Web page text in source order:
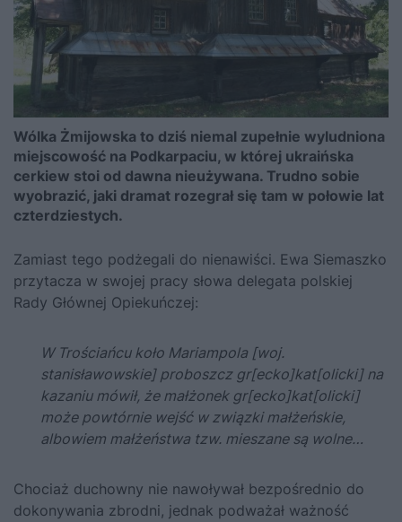
Wólka Żmijowska to dziś niemal zupełnie wyludniona
miejscowość na Podkarpaciu, w której ukraińska
cerkiew stoi od dawna nieużywana. Trudno sobie
wyobrazić, jaki dramat rozegrał się tam w połowie lat
czterdziestych.
Zamiast tego podżegali do nienawiści. Ewa Siemaszko
przytacza w swojej pracy słowa delegata polskiej
Rady Głównej Opiekuńczej:
W Trościańcu koło Mariampola [woj.
stanisławowskie] proboszcz gr[ecko]kat[olicki] na
kazaniu mówił, że małżonek gr[ecko]kat[olicki]
może powtórnie wejść w związki małżeńskie,
albowiem małżeństwa tzw. mieszane są wolne…
Chociaż duchowny nie nawoływał bezpośrednio do
dokonywania zbrodni, jednak podważał ważność